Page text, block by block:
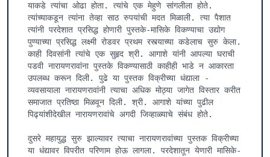
याकडे त्यांचा ओढा होता. त्यांचे एक मेहुणे सांगलीला होते.
त्यांच्याकडून त्यांना तेव्हा साठ रुपयांची मदत मिळाली. त्या पैशात
त्यांनी परदेशात प्रसिद्ध होणारी पुस्तके-मासिके विकण्याचा उद्योग
पुण्याच्या प्रसिद्ध लक्ष्मी रोडवर प्रथम रस्त्याच्या कडेलाच सुरु केला.
काही दिवसांनी त्यांचे एक सुहृद श्री. आगाशे यांनी आपल्या घराची
पडवी नारायणरावांना पुस्तके विकण्यासाठी काहीही भाडे न आकारता
उपलब्ध करून दिली. पुढे या पुस्तक विक्रीच्या धंद्याला -
व्यवसायाला नारायणरावांनी त्याचा अधिक मोठ्या जागेत विस्तार करीत
समाजात प्रतिष्ठा मिळवून दिली. श्री. आगाशे यांच्या पुढील
पिढ्यांशीदेखील नारायणरावांचे अगदी जिव्हाळ्याचे संबंध होते.
दुसरे महायुद्ध सुरु झाल्यावर त्याचा नारायणरावांच्या पुस्तक विक्रीच्या
या धंद्यावर विपरीत परिणाम होऊ लागला. परदेशातून येणारी मासिके-